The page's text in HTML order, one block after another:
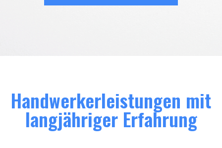
Handwerkerleistungen mit
langjähriger Erfahrung